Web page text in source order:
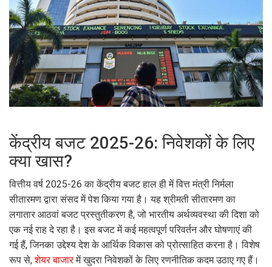
केंद्रीय बजट 2025-26: निवेशकों के लिए
क्या खास?
वित्तीय वर्ष 2025-26 का केंद्रीय बजट हाल ही में वित्त मंत्री निर्मला
सीतारमण द्वारा संसद में पेश किया गया है। यह श्रीमती सीतारमण का
लगातार आठवां बजट प्रस्तुतीकरण है, जो भारतीय अर्थव्यवस्था की दिशा को
एक नई राह दे रहा है। इस बजट में कई महत्वपूर्ण परिवर्तन और घोषणाएं की
गई हैं, जिनका उद्देश्य देश के आर्थिक विकास को प्रोत्साहित करना है। विशेष
रूप से,शेयर बाजारमें खुदरा निवेशकों के लिए रणनीतिक कदम उठाए गए हैं।